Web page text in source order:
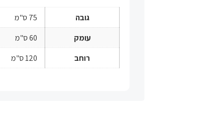
גובה
75 ס"מ
עומק
60 ס"מ
רוחב
120 ס"מ